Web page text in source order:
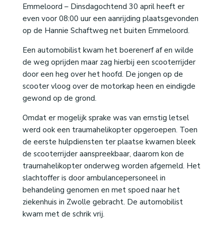
Emmeloord – Dinsdagochtend 30 april heeft er
even voor 08:00 uur een aanrijding plaatsgevonden
op de Hannie Schaftweg net buiten Emmeloord.
Een automobilist kwam het boerenerf af en wilde
de weg oprijden maar zag hierbij een scooterrijder
door een heg over het hoofd. De jongen op de
scooter vloog over de motorkap heen en eindigde
gewond op de grond.
Omdat er mogelijk sprake was van ernstig letsel
werd ook een traumahelikopter opgeroepen. Toen
de eerste hulpdiensten ter plaatse kwamen bleek
de scooterrijder aanspreekbaar, daarom kon de
traumahelikopter onderweg worden afgemeld. Het
slachtoffer is door ambulancepersoneel in
behandeling genomen en met spoed naar het
ziekenhuis in Zwolle gebracht. De automobilist
kwam met de schrik vrij.